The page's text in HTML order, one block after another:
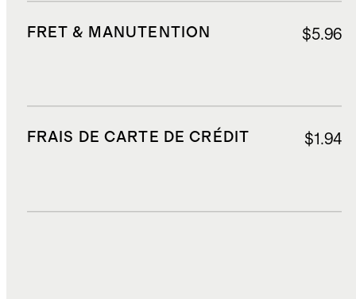
FRET & MANUTENTION $5.96
FRAIS DE CARTE DE CRÉDIT $1.94